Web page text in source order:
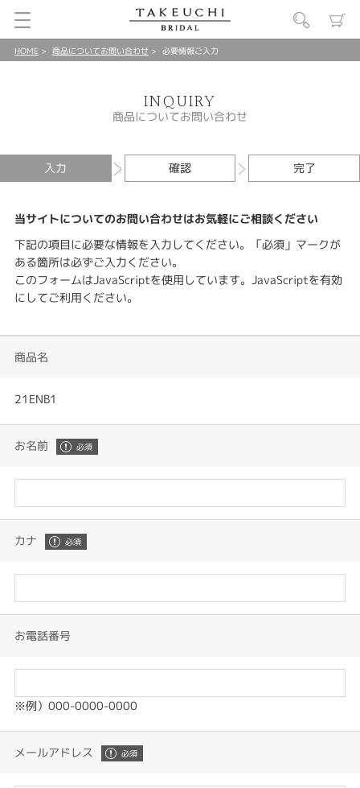
HOME 商品についてお問い合わせ 必要情報ご入力
INQUIRY
商品についてお問い合わせ
入力 確認 完了
当サイトについてのお問い合わせはお気軽にご相談ください
下記の項目に必要な情報を入力してください。「必須」マークが
ある箇所は必ずご入力ください。
このフォームはJavaScriptを使用しています。JavaScriptを有効
にしてご利用ください。
商品名
21ENB1
お名前
カナ
お電話番号
※例）000-0000-0000
メールアドレス